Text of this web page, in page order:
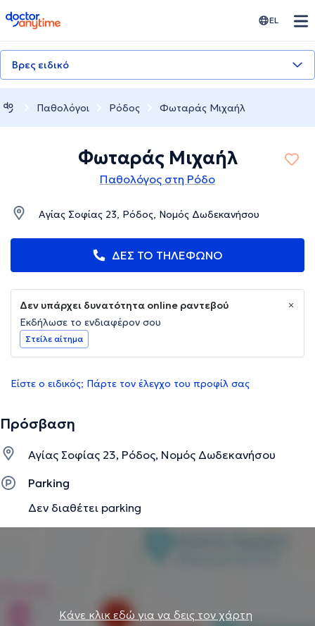
doctoranytime EL
Βρες ειδικό
Παθολόγοι Ρόδος Φωταράς Μιχαήλ
Φωταράς Μιχαήλ
Παθολόγος στη Ρόδο
Αγίας Σοφίας 23, Ρόδος, Νομός Δωδεκανήσου
ΔΕΣ ΤΟ ΤΗΛΕΦΩΝΟ
Δεν υπάρχει δυνατότητα online ραντεβού
Εκδήλωσε το ενδιαφέρον σου
Στείλε αίτημα
Είστε ο ειδικός; Πάρτε τον έλεγχο του προφίλ σας
Πρόσβαση
Αγίας Σοφίας 23, Ρόδος, Νομός Δωδεκανήσου
Parking
Δεν διαθέτει parking
Κάνε κλικ εδώ για να δεις τον χάρτη